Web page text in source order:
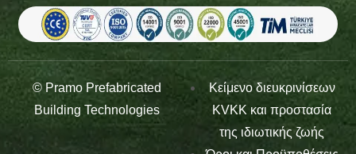
© Pramo Prefabricated
Building Technologies
Κείμενο διευκρινίσεων
KVKK και προστασία
της ιδιωτικής ζωής